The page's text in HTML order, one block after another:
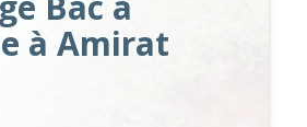
à Amirat